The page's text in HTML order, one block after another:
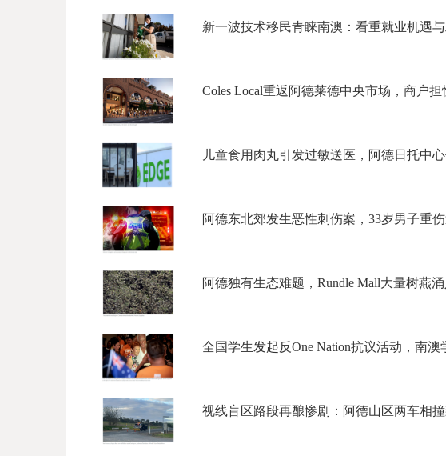
新一波技术移民青睐南澳：看重就业机遇
Coles Local重返阿德莱德中央市场，商户担
儿童食用肉丸引发过敏送医，阿德日托中
阿德东北郊发生恶性刺伤案，33岁男子重
阿德独有生态难题，Rundle Mall大量树燕
全国学生发起反One Nation抗议活动，南澳
视线盲区路段再酿惨剧：阿德山区两车相